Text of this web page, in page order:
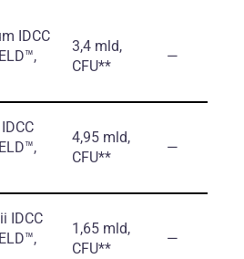
IDCC
3,4 mld,
CFU**
―
4,95 mld,
CFU**
―
IDCC
1,65 mld,
CFU**
―